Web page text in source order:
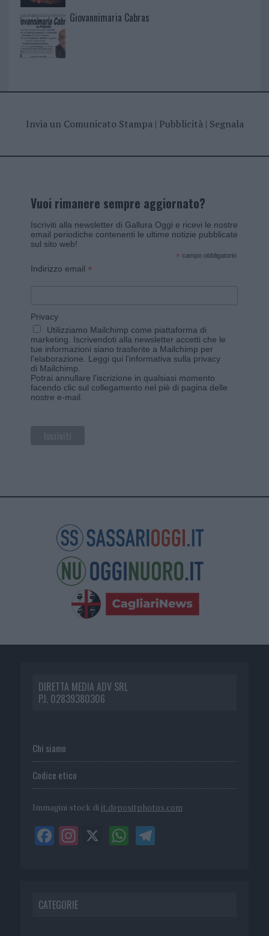
Giovannimaria Cabras
Invia un Comunicato Stampa| Pubblicità| Segnala
Vuoi rimanere sempre aggiornato?
Iscriviti alla newsletter di Gallura Oggi e ricevi le nostre
email periodiche contenenti le ultime notizie pubblicate
sul sito web!
* campo obbligatorio
Indirizzo email *
Privacy
Utilizziamo Mailchimp come piattaforma di
marketing. Iscrivendoti alla newsletter accetti che le
tue informazioni siano trasferite a Mailchimp per
l'elaborazione. Leggi qui l'informativa sulla privacy
di Mailchimp
Potrai annullare l'iscrizione in qualsiasi momento
facendo clic sul collegamento nel piè di pagina delle
nostre e-mail.
DIRETTA MEDIA ADV SRL
P.I. 02839380306
Chi siamo
Codice etico
Immagini stock di it.depositphotos.com
CATEGORIE